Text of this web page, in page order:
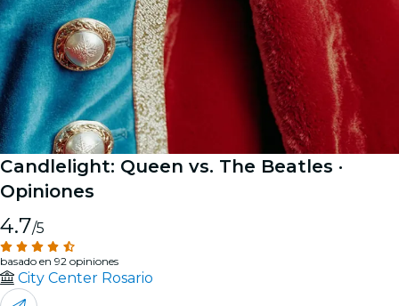
Candlelight: Queen vs. The Beatles ·
Opiniones
4.7/5
basado en 92 opiniones
City Center Rosario